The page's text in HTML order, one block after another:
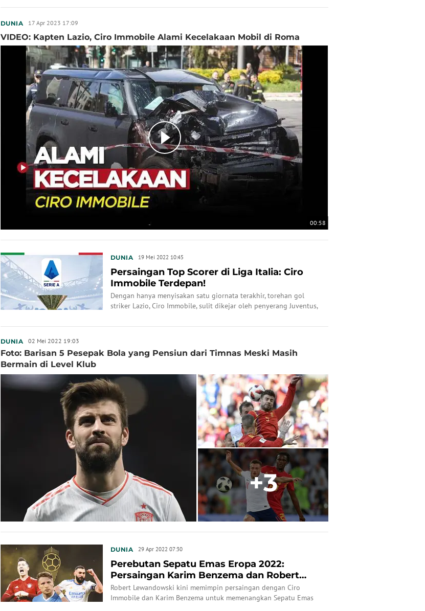
DUNIA 17 Apr 2023 17:09
VIDEO: Kapten Lazio, Ciro Immobile Alami Kecelakaan Mobil di Roma
00:58
DUNIA 19 Mei 2022 10:45
Persaingan Top Scorer di Liga Italia: Ciro
Immobile Terdepan!
Dengan hanya menyisakan satu giornata terakhir, torehan gol
striker Lazio, Ciro Immobile, sulit dikejar oleh penyerang Juventus,
minimal hattrick pada giornata 38 Liga Italia.
DUNIA 02 Mei 2022 19:03
Foto: Barisan 5 Pesepak Bola yang Pensiun dari Timnas Meski Masih
Bermain di Level Klub
+3
DUNIA 29 Apr 2022 07:30
Perebutan Sepatu Emas Eropa 2022:
Persaingan Karim Benzema dan Robert
Lewandowski, Ciro Im...
Robert Lewandowski kini memimpin persaingan dengan Ciro
Immobile dan Karim Benzema untuk memenangkan Sepatu Emas